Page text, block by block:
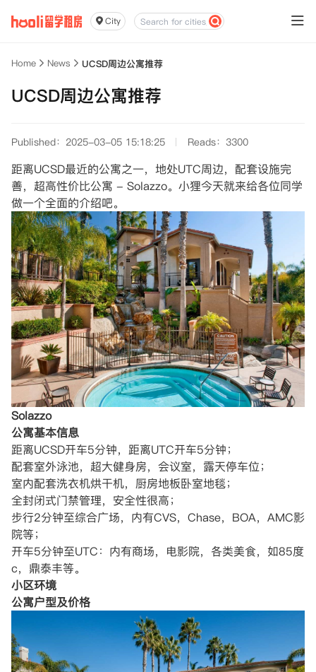
City
Home News UCSD周边公寓推荐
UCSD周边公寓推荐
Published：2025-03-05 15:18:25 Reads：3300
距离UCSD最近的公寓之一，地处UTC周边，配套设施完
善，超高性价比公寓 - Solazzo。小狸今天就来给各位同学
做一个全面的介绍吧。
Solazzo
公寓基本信息
距离UCSD开车5分钟，距离UTC开车5分钟；
配套室外泳池，超大健身房，会议室，露天停车位；
室内配套洗衣机烘干机，厨房地板卧室地毯；
全封闭式门禁管理，安全性很高；
步行2分钟至综合广场，内有CVS，Chase，BOA，AMC影
院等；
开车5分钟至UTC：内有商场，电影院，各类美食，如85度
c，鼎泰丰等。
小区环境
公寓户型及价格